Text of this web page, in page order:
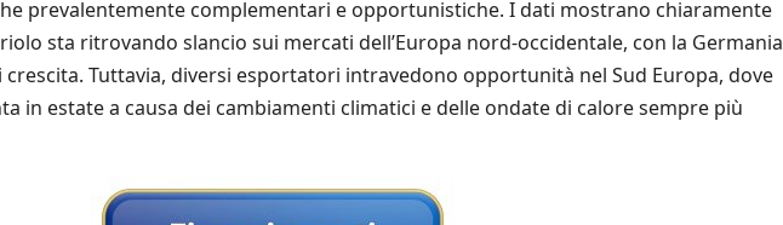
prevalentemente complementari e opportunistiche. I dati mostrano chiaramente
sta ritrovando slancio sui mercati dell’Europa nord-occidentale, con la Germania
Tuttavia, diversi esportatori intravedono opportunità nel Sud Europa, dove
in estate a causa dei cambiamenti climatici e delle ondate di calore sempre più